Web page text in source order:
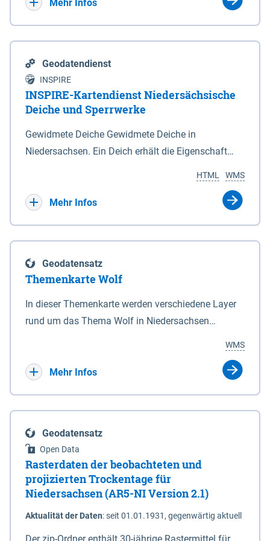
Mehr Infos
Geodatendienst
INSPIRE
INSPIRE-Kartendienst Niedersächsische
Deiche und Sperrwerke
Gewidmete Deiche Gewidmete Deiche in
Niedersachsen. Ein Deich erhält die Eigenschaft
Deichbehörde durch Verordnung ausspricht. Für
enthalten. Sperrwerke Sperrwerke sind Bauwerke
mit Sperrvorrichtungen in Tidegewässern, die dem
Schutz eines Gebietes vor erhöhten Tiden, vor allem
vor Sturmfluten, zu dienen bestimmt sind (§2 Abs.3
Eigenschaft eines Sperrwerkes durch Widmung, die
die Deichbehörde durch Verordnung ausspricht.
WMS
HTML
Mehr Infos
Geodatensatz
Themenkarte Wolf
In dieser Themenkarte werden verschiedene Layer
rund um das Thema Wolf in Niedersachsen
sowie Status der bestehenden Wolfsterritorien im
laufenden Monitoringjahr.
WMS
Mehr Infos
Geodatensatz
Open Data
Rasterdaten der beobachteten und
projizierten Trockentage für
Niedersachsen (AR5-NI Version 2.1)
Aktualität der Daten:seit 01.01.1931, gegenwärtig aktuell